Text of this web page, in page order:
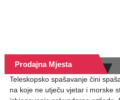
Prodajna Mjesta
Teleskopsko spašavanje čini
na koje ne utječu vjetar i morske